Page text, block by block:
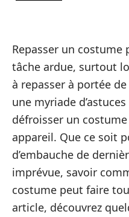
Repasser un
tâche ardue, surtout
à repasser à portée
une myriade
défroisser un
appareil. Que ce soit
d’embauche de
imprévue, savoir
costume peut faire
article, découvrez